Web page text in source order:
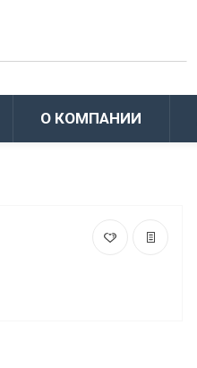
О КОМПАНИИ